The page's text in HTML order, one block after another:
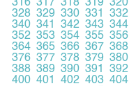
316 317 318 319 320
328 329 330 331 332
340 341 342 343 344
352 353 354 355 356
364 365 366 367 368
376 377 378 379 380
388 389 390 391 392
400 401 402 403 404